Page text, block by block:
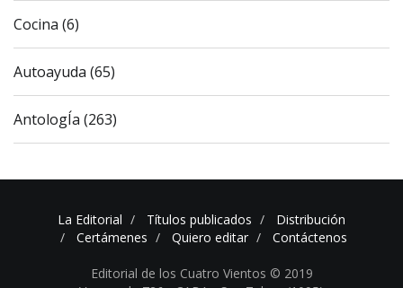
Cocina (6)
Autoayuda (65)
AntologÍa (263)
La Editorial Títulos publicados
Distribución
Certámenes
Quiero editar Contáctenos
Editorial de los Cuatro Vientos © 2019